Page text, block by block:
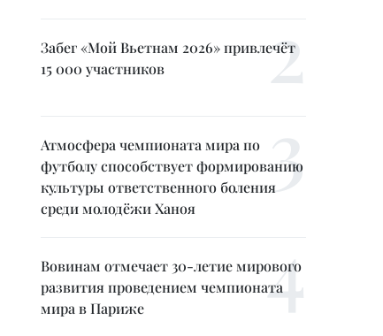
Забег «Мой Вьетнам 2026» привлечёт
15 000 участников
Атмосфера чемпионата мира по
футболу способствует формированию
культуры ответственного боления
среди молодёжи Ханоя
Вовинам отмечает 30-летие мирового
развития проведением чемпионата
мира в Париже